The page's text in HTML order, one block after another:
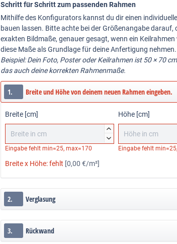
Schritt für Schritt zum passenden Rahmen
Mithilfe des Konfigurators kannst du dir einen
bauen lassen. Bitte achte bei der Größenangabe darauf,
exakten Bildmaße, genauer gesagt, wenn ein
diese Maße als Grundlage für deine Anfertigung nehmen.
Beispiel: Dein Foto, Poster oder Keilrahmen ist 50 × 70
das auch deine korrekten Rahmenmaße.
1. Breite und Höhe von deinem neuen Rahmen eingeben.
Breite [cm]


Höhe [cm]
Eingabe fehlt min=25, max=170 Eingabe fehlt
Breite x Höhe:fehlt [0,00 €/m²]
2. Verglasung
3. Rückwand